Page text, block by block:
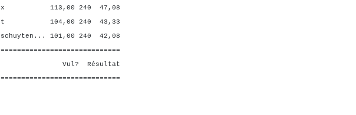
113,00 240 47,08
104,00 240 43,33
101,00 240 42,08
*** Vul? Résultat